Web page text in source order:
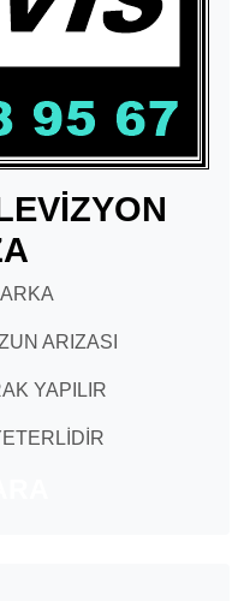
ARIZASI
YAPILIR